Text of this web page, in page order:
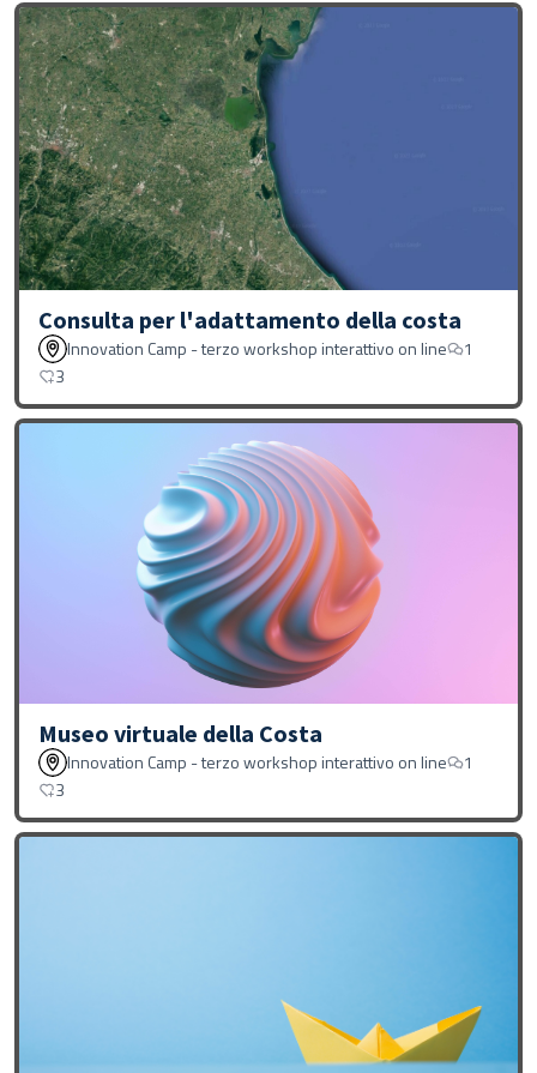
Consulta per l'adattamento della costa
Innovation Camp - terzo workshop interattivo on line
1
3
Museo virtuale della Costa
Innovation Camp - terzo workshop interattivo on line
1
3